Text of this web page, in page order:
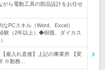
がら電動工具の部品設計をお任せ
PCスキル（Word、Excel）
験（2年以上）◆樹脂、ダイカス
雇入れ直後】上記の事業所 【変
※勤務…